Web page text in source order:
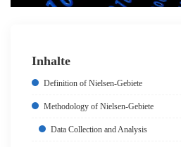
Inhalte
Definition of Nielsen-Gebiete
Methodology of Nielsen-Gebiete
Data Collection and Analysis